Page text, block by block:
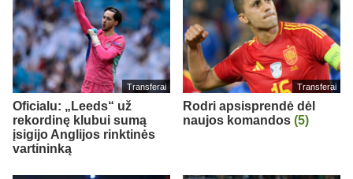
Transferai
Oficialu: „Leeds“ už
rekordinę klubui sumą
įsigijo Anglijos rinktinės
vartininką
Transferai
Rodri apsisprendė dėl
naujos komandos (5)